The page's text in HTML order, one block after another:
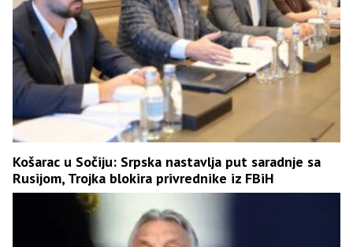
Košarac u Sočiju: Srpska nastavlja put saradnje sa
Rusijom, Trojka blokira privrednike iz FBiH